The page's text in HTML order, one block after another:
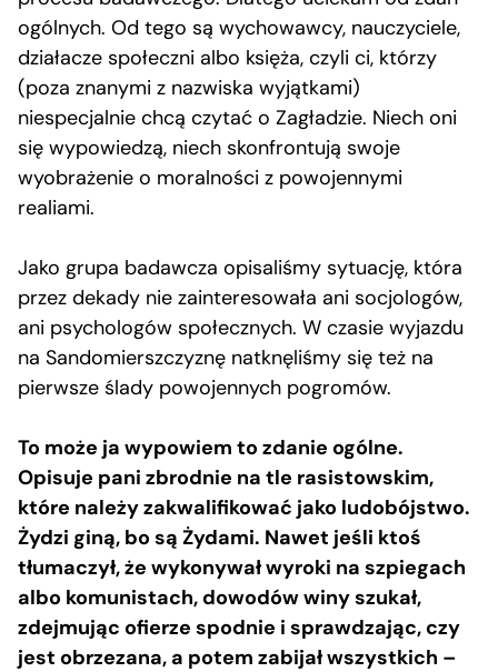
ogólnych. Od tego są wychowawcy, nauczyciele,
działacze społeczni albo księża, czyli ci, którzy
(poza znanymi z nazwiska wyjątkami)
niespecjalnie chcą czytać o Zagładzie. Niech oni
się wypowiedzą, niech skonfrontują swoje
wyobrażenie o moralności z powojennymi
realiami.
Jako grupa badawcza opisaliśmy sytuację, która
przez dekady nie zainteresowała ani socjologów,
ani psychologów społecznych. W czasie wyjazdu
na Sandomierszczyznę natknęliśmy się też na
pierwsze ślady powojennych pogromów.
To może ja wypowiem to zdanie ogólne.
Opisuje pani zbrodnie na tle rasistowskim,
które należy zakwalifikować jako ludobójstwo.
Żydzi giną, bo są Żydami. Nawet jeśli ktoś
tłumaczył, że wykonywał wyroki na szpiegach
albo komunistach, dowodów winy szukał,
zdejmując ofierze spodnie i sprawdzając, czy
jest obrzezana, a potem zabijał wszystkich –